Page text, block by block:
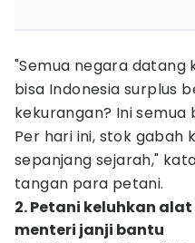
"Semua negara datang
bisa Indonesia surplus
kekurangan? Ini
Per hari ini, stok gabah
sepanjang sejarah,"
tangan para petani.
2. Petani keluhkan
menteri janji bantu